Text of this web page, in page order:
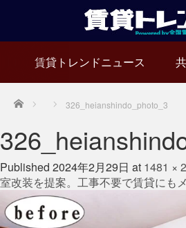
賃貸トレンドニュース
Home 326_heianshindo_photo_3
Published 2024年2月29日 at 1481 ×
室改装を提案。工事不要で賃貸にも